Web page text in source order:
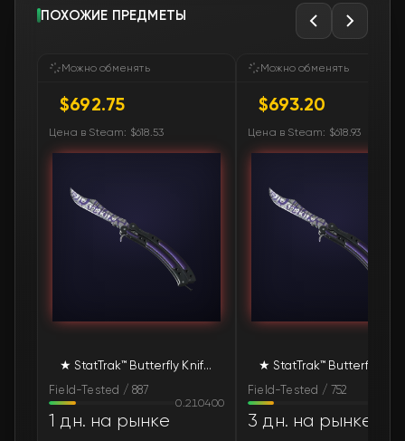
FN $742.76 🛒
FN $749.71
FN $753.27
FN $754.54🛒
$758.49🛒
FN $760.87🛒
FN $760.87🛒
FN $769.94 🛒
ПОХОЖИЕ ПРЕДМЕТЫ
Можно обменять
$692.75
Цена в Steam: $618.53
★ StatTrak™ Butterfly Knife | Freehand (Field-Tested)
Field-Tested / 887
0.210400
1 дн. на рынке
Можно обменять
$693.20
Цена в Steam: $618.93
Field-Tested / 752
3 дн. на рынке